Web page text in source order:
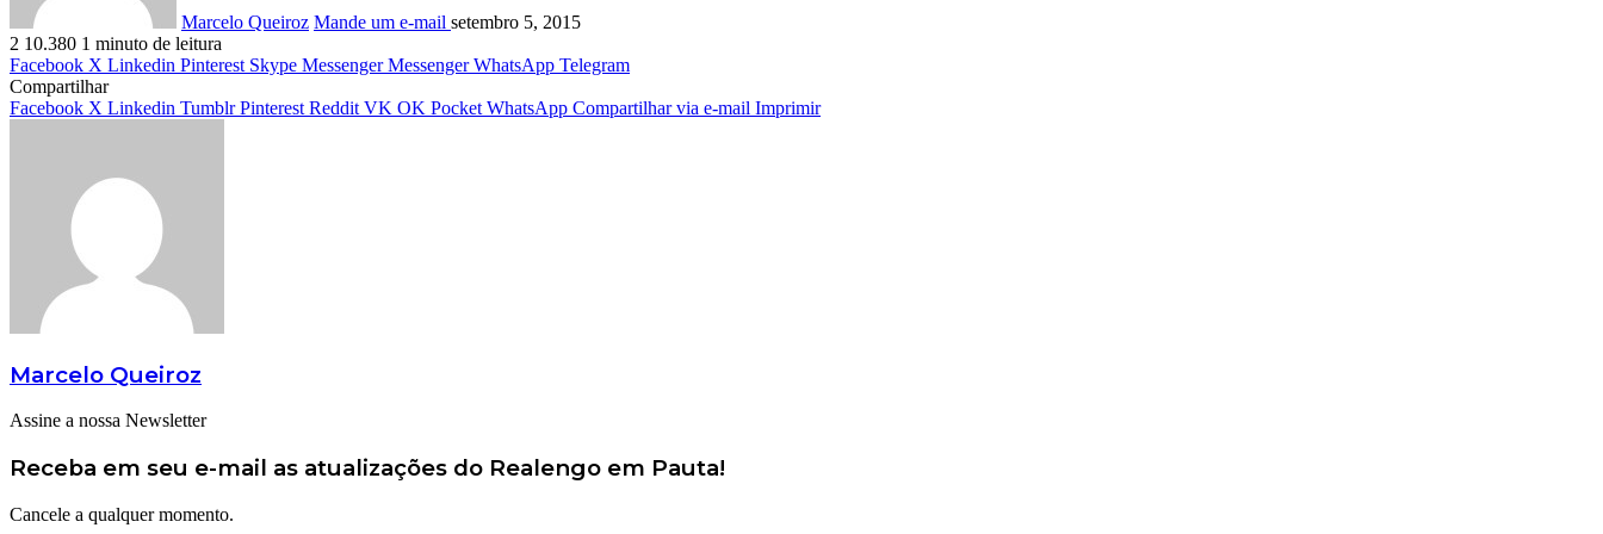
Marcelo Queiroz Mande um e-mail setembro 5, 2015
2 10.380 1 minuto de leitura
Facebook X Linkedin Pinterest Skype Messenger Messenger WhatsApp Telegram
Compartilhar
Facebook X Linkedin Tumblr Pinterest Reddit VK OK Pocket WhatsApp Compartilhar via e-mail Imprimir
Marcelo Queiroz
Assine a nossa Newsletter
Receba em seu e-mail as atualizações do Realengo em Pauta!
Cancele a qualquer momento.